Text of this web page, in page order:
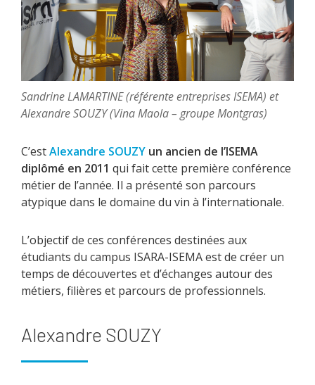
Sandrine LAMARTINE (référente entreprises ISEMA) et
Alexandre SOUZY (Vina Maola – groupe Montgras)
C’estAlexandre SOUZY un ancien de l’ISEMA
diplômé en 2011 qui fait cette première conférence
métier de l’année. Il a présenté son parcours
atypique dans le domaine du vin à l’internationale.
L’objectif de ces conférences destinées aux
étudiants du campus ISARA-ISEMA est de créer un
temps de découvertes et d’échanges autour des
métiers, filières et parcours de professionnels.
Alexandre SOUZY